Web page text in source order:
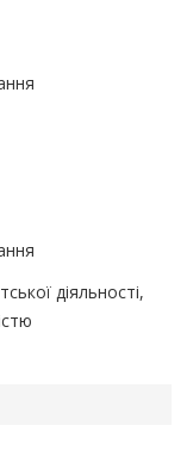
діяльності,